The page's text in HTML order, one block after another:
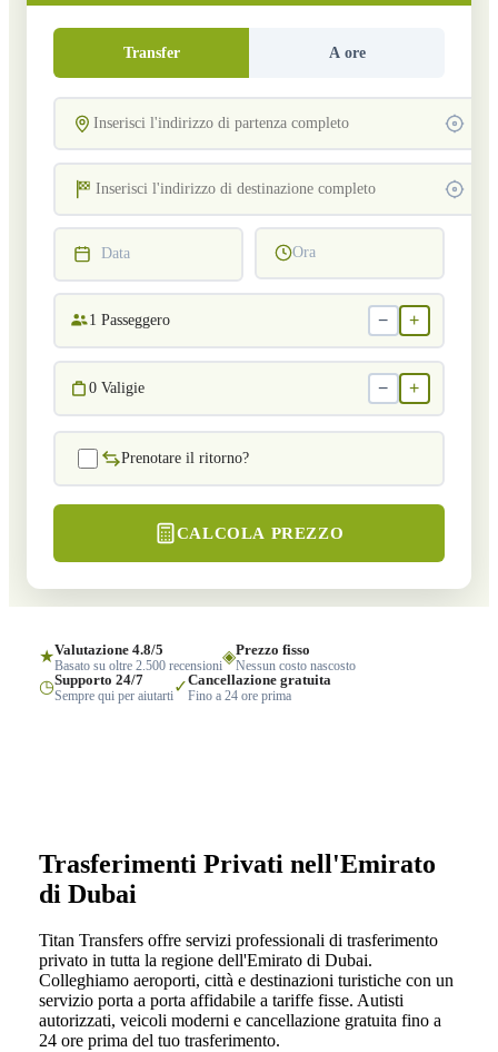
Transfer A ore
Data Ora
1 Passeggero − +
0 Valigie − +
Prenotare il ritorno?
CALCOLA PREZZO
★Valutazione 4.8/5
Basato su oltre 2.500 recensioni◈Prezzo fisso
Nessun costo nascosto
◷Supporto 24/7
Sempre qui per aiutarti✓Cancellazione gratuita
Fino a 24 ore prima
Trasferimenti Privati nell'Emirato
di Dubai
Titan Transfers offre servizi professionali di trasferimento
privato in tutta la regione dell'Emirato di Dubai.
Colleghiamo aeroporti, città e destinazioni turistiche con un
servizio porta a porta affidabile a tariffe fisse. Autisti
autorizzati, veicoli moderni e cancellazione gratuita fino a
24 ore prima del tuo trasferimento.